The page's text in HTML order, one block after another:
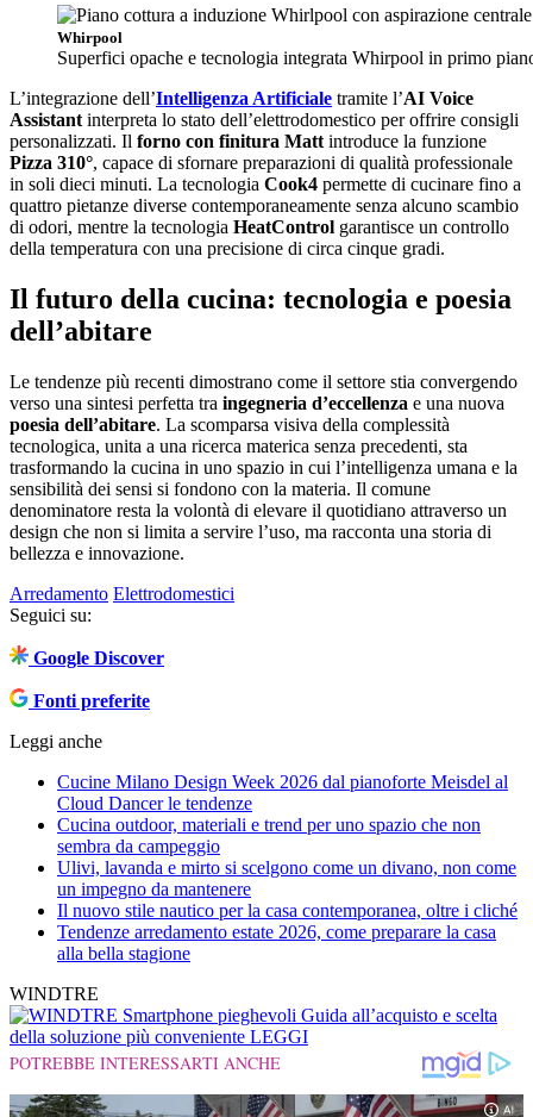
Whirpool
Superfici opache e tecnologia integrata Whirpool in primo
L’integrazione dell’Intelligenza Artificiale tramite l’AI Voice
Assistant interpreta lo stato dell’elettrodomestico per offrire consigli
personalizzati. Il forno con finitura Matt introduce la funzione
Pizza 310°, capace di sfornare preparazioni di qualità professionale
in soli dieci minuti. La tecnologia Cook4 permette di cucinare fino a
quattro pietanze diverse contemporaneamente senza alcuno scambio
di odori, mentre la tecnologia HeatControl garantisce un controllo
della temperatura con una precisione di circa cinque gradi.
Il futuro della cucina: tecnologia e poesia
dell’abitare
Le tendenze più recenti dimostrano come il settore stia convergendo
verso una sintesi perfetta tra ingegneria d’eccellenza e una nuova
poesia dell’abitare. La scomparsa visiva della complessità
tecnologica, unita a una ricerca materica senza precedenti, sta
trasformando la cucina in uno spazio in cui l’intelligenza umana e la
sensibilità dei sensi si fondono con la materia. Il comune
denominatore resta la volontà di elevare il quotidiano attraverso un
design che non si limita a servire l’uso, ma racconta una storia di
bellezza e innovazione.
Arredamento Elettrodomestici
Seguici su:
Google Discover
Fonti preferite
Leggi anche
Cucine Milano Design Week 2026 dal pianoforte Meisdel al
Cloud Dancer le tendenze
Cucina outdoor, materiali e trend per uno spazio che non
sembra da campeggio
Ulivi, lavanda e mirto si scelgono come un divano, non come
un impegno da mantenere
Il nuovo stile nautico per la casa contemporanea, oltre i cliché
Tendenze arredamento estate 2026, come preparare la casa
alla bella stagione
WINDTRE
Smartphone pieghevoli Guida all’acquisto e scelta
della soluzione più conveniente LEGGI